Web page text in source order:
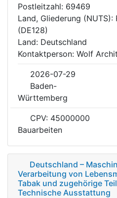
Postleitzahl: 69469
Land, Gliederung (NUTS):
(DE128)
Land: Deutschland
Kontaktperson: Wolf
2026-07-29
Baden-
Württemberg
CPV: 45000000
Bauarbeiten
Deutschland –
Verarbeitung von
Tabak und zugehörige
Technische Ausstattung